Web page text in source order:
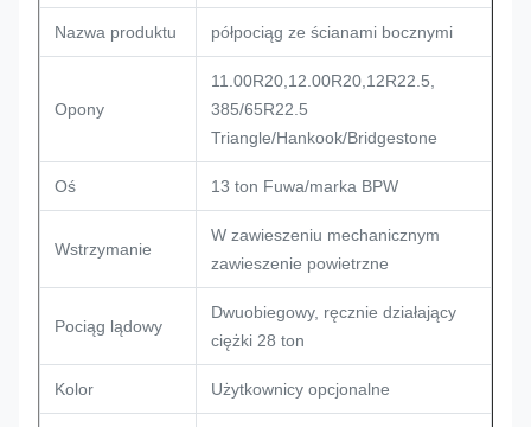
Nazwa produktu półpociąg ze ścianami bocznymi
Opony
11.00R20,12.00R20,12R22.5,
385/65R22.5
Triangle/Hankook/Bridgestone
Oś 13 ton Fuwa/marka BPW
Wstrzymanie
W zawieszeniu mechanicznym
zawieszenie powietrzne
Pociąg lądowy
Dwuobiegowy, ręcznie działający
ciężki 28 ton
Kolor Użytkownicy opcjonalne